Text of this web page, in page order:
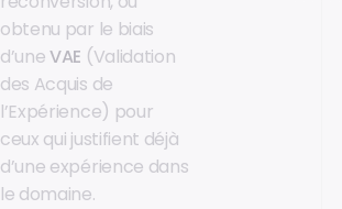
obtenu par le biais
d’uneVAE (Validation
des Acquis de
l’Expérience) pour
ceux qui justifient déjà
d’une expérience dans
le domaine.